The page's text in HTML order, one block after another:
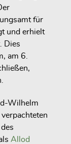
für
und erhielt
Dies
am 6.
Wilhelm
Allod